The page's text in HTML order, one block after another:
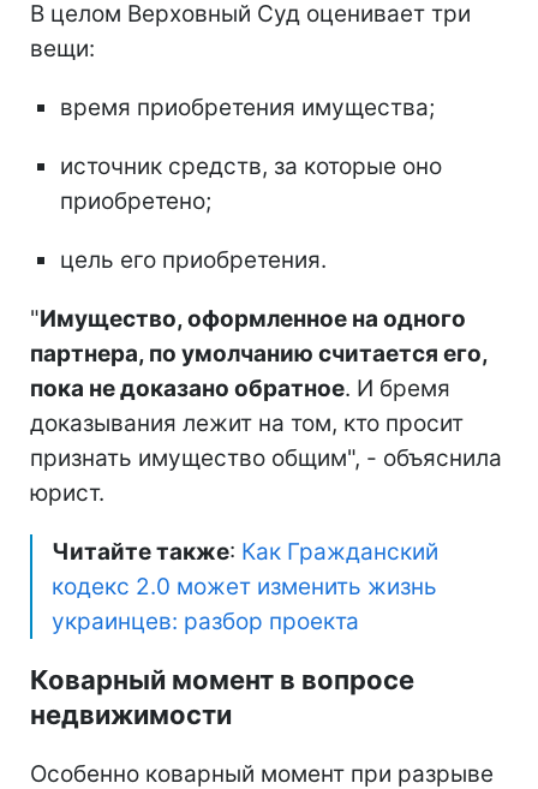
В целом Верховный Суд оценивает три
вещи:
время приобретения имущества;
источник средств, за которые оно
приобретено;
цель его приобретения.
"Имущество, оформленное на одного
партнера, по умолчанию считается его,
пока не доказано обратное. И бремя
доказывания лежит на том, кто просит
признать имущество общим", - объяснила
юрист.
Читайте также: Как Гражданский
кодекс 2.0 может изменить жизнь
украинцев: разбор проекта
Коварный момент в вопросе
недвижимости
Особенно коварный момент при разрыве